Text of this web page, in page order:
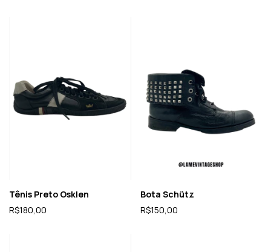
Tênis Preto Osklen
R$180,00
Bota Schütz
R$150,00